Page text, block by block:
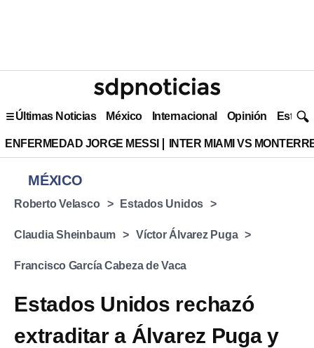
Últimas Noticias México Internacional Opinión Estilo
ENFERMEDAD JORGE MESSI INTER MIAMI VS
MÉXICO
Roberto Velasco Estados Unidos
Claudia Sheinbaum Víctor Álvarez Puga
Francisco García Cabeza de Vaca
Estados Unidos rechazó
extraditar a Álvarez Puga y